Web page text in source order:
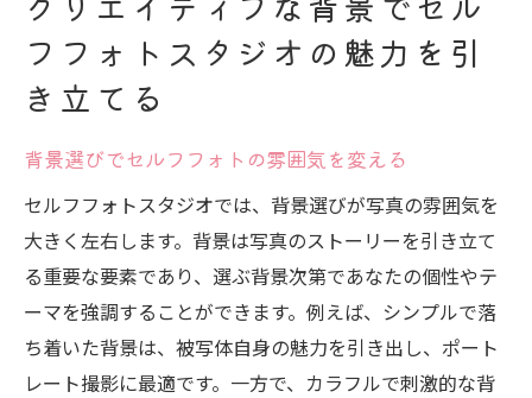
フフォトスタジオの魅力を引
き立てる
背景選びでセルフフォトの雰囲気を変える
セルフフォトスタジオでは、背景選びが写真の雰囲気を
大きく左右します。背景は写真のストーリーを引き立て
る重要な要素であり、選ぶ背景次第であなたの個性やテ
ーマを強調することができます。例えば、シンプルで落
ち着いた背景は、被写体自身の魅力を引き出し、ポート
レート撮影に最適です。一方で、カラフルで刺激的な背